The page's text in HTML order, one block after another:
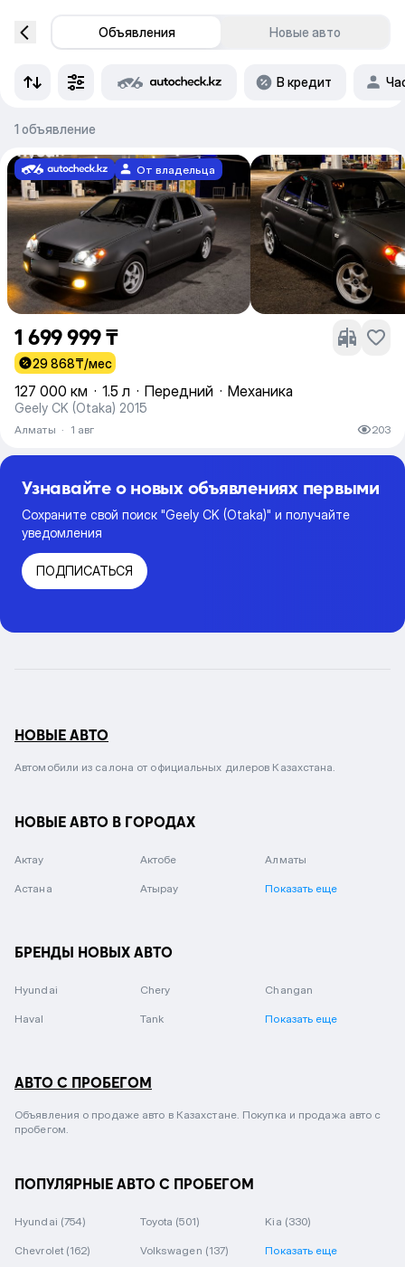
Объявления Новые авто
В кредит
1 объявление
От владельца
1 699 999 ₸
29 868₸/мес
127 000 км · 1.5 л · Передний · Механика
Geely CK (Otaka) 2015
Алматы · 1 авг 203
Узнавайте о новых объявлениях первыми
Сохраните свой поиск "Geely CK (Otaka)" и получайте
уведомления
ПОДПИСАТЬСЯ
НОВЫЕ АВТО
Автомобили из салона от официальных дилеров Казахстана.
НОВЫЕ АВТО В ГОРОДАХ
Актау Актобе Алматы
Астана Атырау Показать еще
БРЕНДЫ НОВЫХ АВТО
Hyundai Chery Changan
Haval Tank Показать еще
АВТО С ПРОБЕГОМ
Объявления о продаже авто в Казахстане. Покупка и продажа авто с
пробегом.
ПОПУЛЯРНЫЕ АВТО С ПРОБЕГОМ
Hyundai (754) Toyota (501) Kia (330)
Chevrolet (162) Volkswagen (137) Показать еще